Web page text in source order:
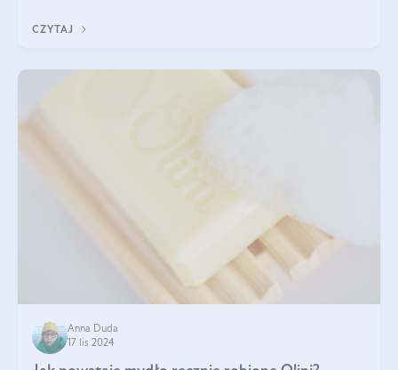
CZYTAJ
Anna Duda
17 lis 2024